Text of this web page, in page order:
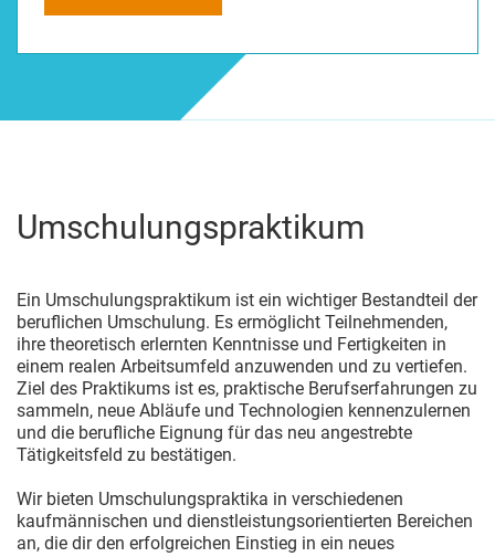
Umschulungspraktikum
Ein Umschulungspraktikum ist ein wichtiger Bestandteil der
beruflichen Umschulung. Es ermöglicht Teilnehmenden,
ihre theoretisch erlernten Kenntnisse und Fertigkeiten in
einem realen Arbeitsumfeld anzuwenden und zu vertiefen.
Ziel des Praktikums ist es, praktische Berufserfahrungen zu
sammeln, neue Abläufe und Technologien kennenzulernen
und die berufliche Eignung für das neu angestrebte
Tätigkeitsfeld zu bestätigen.
Wir bieten Umschulungspraktika in verschiedenen
kaufmännischen und dienstleistungsorientierten Bereichen
an, die dir den erfolgreichen Einstieg in ein neues